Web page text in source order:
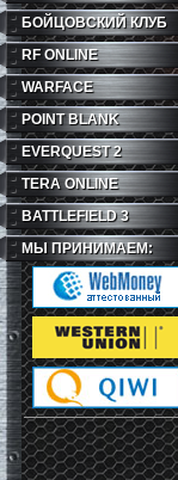
БОЙЦОВСКИЙ КЛУБ
RF ONLINE
WARFACE
POINT BLANK
EVERQUEST 2
TERA ONLINE
BATTLEFIELD 3
МЫ ПРИНИМАЕМ: